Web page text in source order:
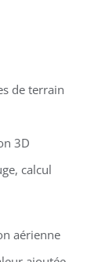
de terrain
3D
calcul
aérienne